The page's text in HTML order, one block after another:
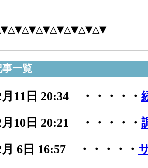
一覧
月11日 20:34 ・・・・・
月10日 20:21 ・・・・・
月 6日 16:57 ・・・・・